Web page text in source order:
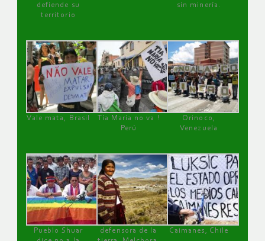
defiende su
territorio
sin minería.
Vale mata, Brasil
Tía María no va !
Perú
Orinoco,
Venezuela
Pueblo Shuar
defensora de la
Caimanes, Chile